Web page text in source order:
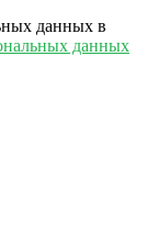
данных в
данных